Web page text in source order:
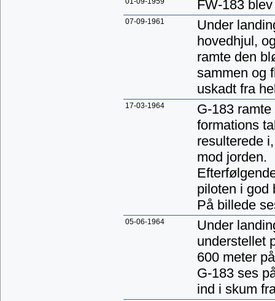
FW-183
07-09-1961
Under
hovedhjul,
ramte den
sammen og
uskadt fra
17-03-1964
G-183
formations
resulterede
mod jorden.
piloten i god
På billede
05-06-1964
Under
understellet
600 meter
G-183 ses
ind i skum